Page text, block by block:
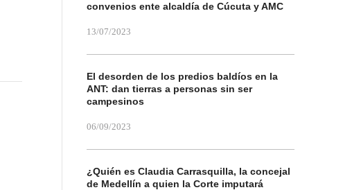
convenios ente alcaldía de Cúcuta y AMC
13/07/2023
El desorden de los predios baldíos en la
ANT: dan tierras a personas sin ser
campesinos
06/09/2023
¿Quién es Claudia Carrasquilla, la concejal
de Medellín a quien la Corte imputará